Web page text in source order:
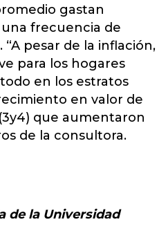
gastan
una frecuencia de
pesar de la inflación,
para los hogares
en los estratos
en valor de
que aumentaron
de la consultora.
de la Universidad